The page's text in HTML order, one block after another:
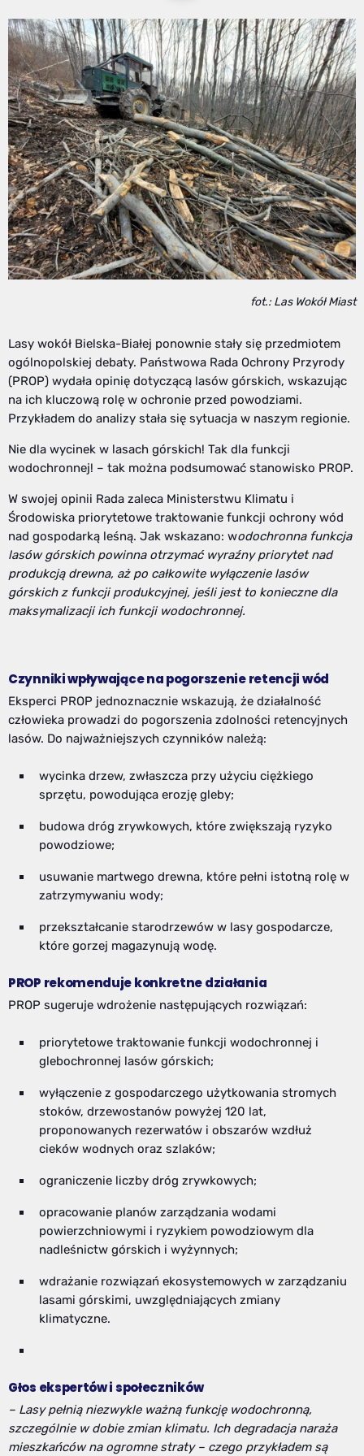
fot.: Las Wokół Miast
Lasy wokół Bielska-Białej ponownie stały się przedmiotem
ogólnopolskiej debaty. Państwowa Rada Ochrony Przyrody
(PROP) wydała opinię dotyczącą lasów górskich, wskazując
na ich kluczową rolę w ochronie przed powodziami.
Przykładem do analizy stała się sytuacja w naszym regionie.
Nie dla wycinek w lasach górskich! Tak dla funkcji
wodochronnej! – tak można podsumować stanowisko PROP.
W swojej opinii Rada zaleca Ministerstwu Klimatu i
Środowiska priorytetowe traktowanie funkcji ochrony wód
nad gospodarką leśną. Jak wskazano: wodochronna funkcja
lasów górskich powinna otrzymać wyraźny priorytet nad
produkcją drewna, aż po całkowite wyłączenie lasów
górskich z funkcji produkcyjnej, jeśli jest to konieczne dla
maksymalizacji ich funkcji wodochronnej.
Czynniki wpływające na pogorszenie retencji wód
Eksperci PROP jednoznacznie wskazują, że działalność
człowieka prowadzi do pogorszenia zdolności retencyjnych
lasów. Do najważniejszych czynników należą:
wycinka drzew, zwłaszcza przy użyciu ciężkiego
sprzętu, powodująca erozję gleby;
budowa dróg zrywkowych, które zwiększają ryzyko
powodziowe;
usuwanie martwego drewna, które pełni istotną rolę w
zatrzymywaniu wody;
przekształcanie starodrzewów w lasy gospodarcze,
które gorzej magazynują wodę.
PROP rekomenduje konkretne działania
PROP sugeruje wdrożenie następujących rozwiązań:
priorytetowe traktowanie funkcji wodochronnej i
glebochronnej lasów górskich;
wyłączenie z gospodarczego użytkowania stromych
stoków, drzewostanów powyżej 120 lat,
proponowanych rezerwatów i obszarów wzdłuż
cieków wodnych oraz szlaków;
ograniczenie liczby dróg zrywkowych;
opracowanie planów zarządzania wodami
powierzchniowymi i ryzykiem powodziowym dla
nadleśnictw górskich i wyżynnych;
wdrażanie rozwiązań ekosystemowych w zarządzaniu
lasami górskimi, uwzględniających zmiany
klimatyczne.
Głos ekspertów i społeczników
– Lasy pełnią niezwykle ważną funkcję wodochronną,
szczególnie w dobie zmian klimatu. Ich degradacja naraża
mieszkańców na ogromne straty – czego przykładem są